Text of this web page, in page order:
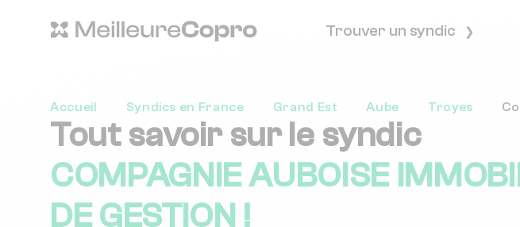
Trouver un syndic
Accueil Syndics en France Grand Est Aube Troyes
Tout savoir sur le syndic
COMPAGNIE AUBOISE
DE GESTION !